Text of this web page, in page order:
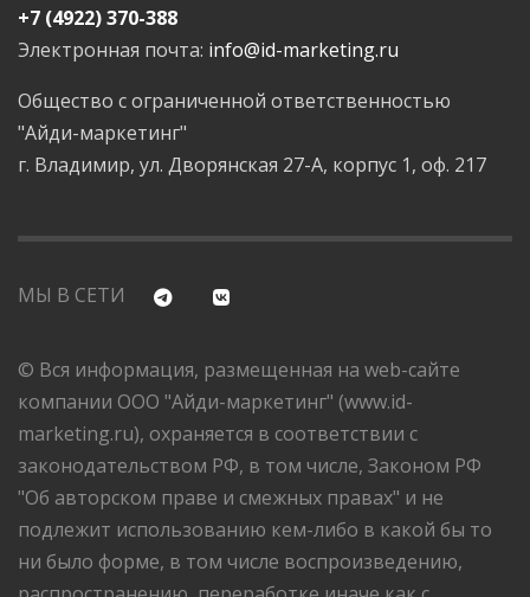
+7 (4922) 370-388
Электронная почта: info@id-marketing.ru
Общество с ограниченной ответственностью
"Айди-маркетинг"
г. Владимир, ул. Дворянская 27-А, корпус 1, оф. 217
МЫ В СЕТИ
© Вся информация, размещенная на web-сайте
компании ООО "Айди-маркетинг" (www.id-
marketing.ru), охраняется в соответствии с
законодательством РФ, в том числе, Законом РФ
"Об авторском праве и смежных правах" и не
подлежит использованию кем-либо в какой бы то
ни было форме, в том числе воспроизведению,